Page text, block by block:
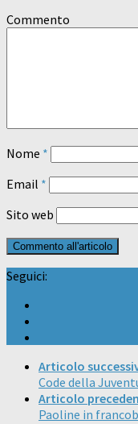
Commento
Nome *
Email *
Sito web
Seguici:
Articolo
Code della
Articolo
Paoline in